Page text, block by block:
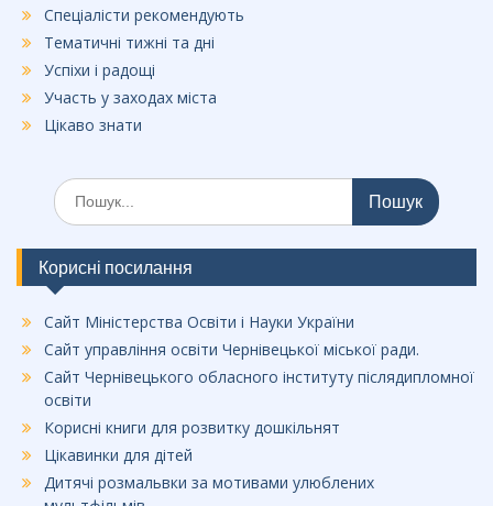
Спеціалісти рекомендують
Тематичні тижні та дні
Успіхи і радощі
Участь у заходах міста
Цікаво знати
Шукати:
Корисні посилання
Сайт Міністерства Освіти і Науки України
Сайт управління освіти Чернівецької міської ради.
Сайт Чернівецького обласного інституту післядипломної
освіти
Корисні книги для розвитку дошкільнят
Цікавинки для дітей
Дитячі розмальвки за мотивами улюблених